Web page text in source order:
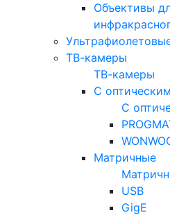
Объективы
ТВ-камеры
ТВ-камеры
С
С
Матричные
USB
GigE